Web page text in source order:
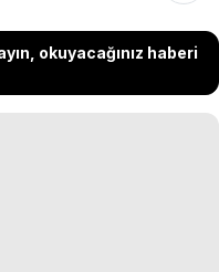
okuyacağınız haberi